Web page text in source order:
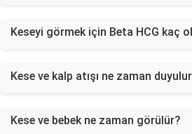
Keseyi görmek için Beta HCG kaç
Kese ve kalp atışı ne zaman
Kese ve bebek ne zaman görülür?